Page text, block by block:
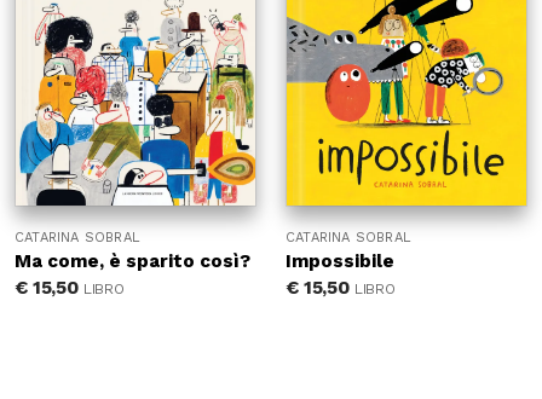
CATARINA SOBRAL
Ma come, è sparito così?
€15,50 LIBRO
CATARINA SOBRAL
Impossibile
€15,50 LIBRO